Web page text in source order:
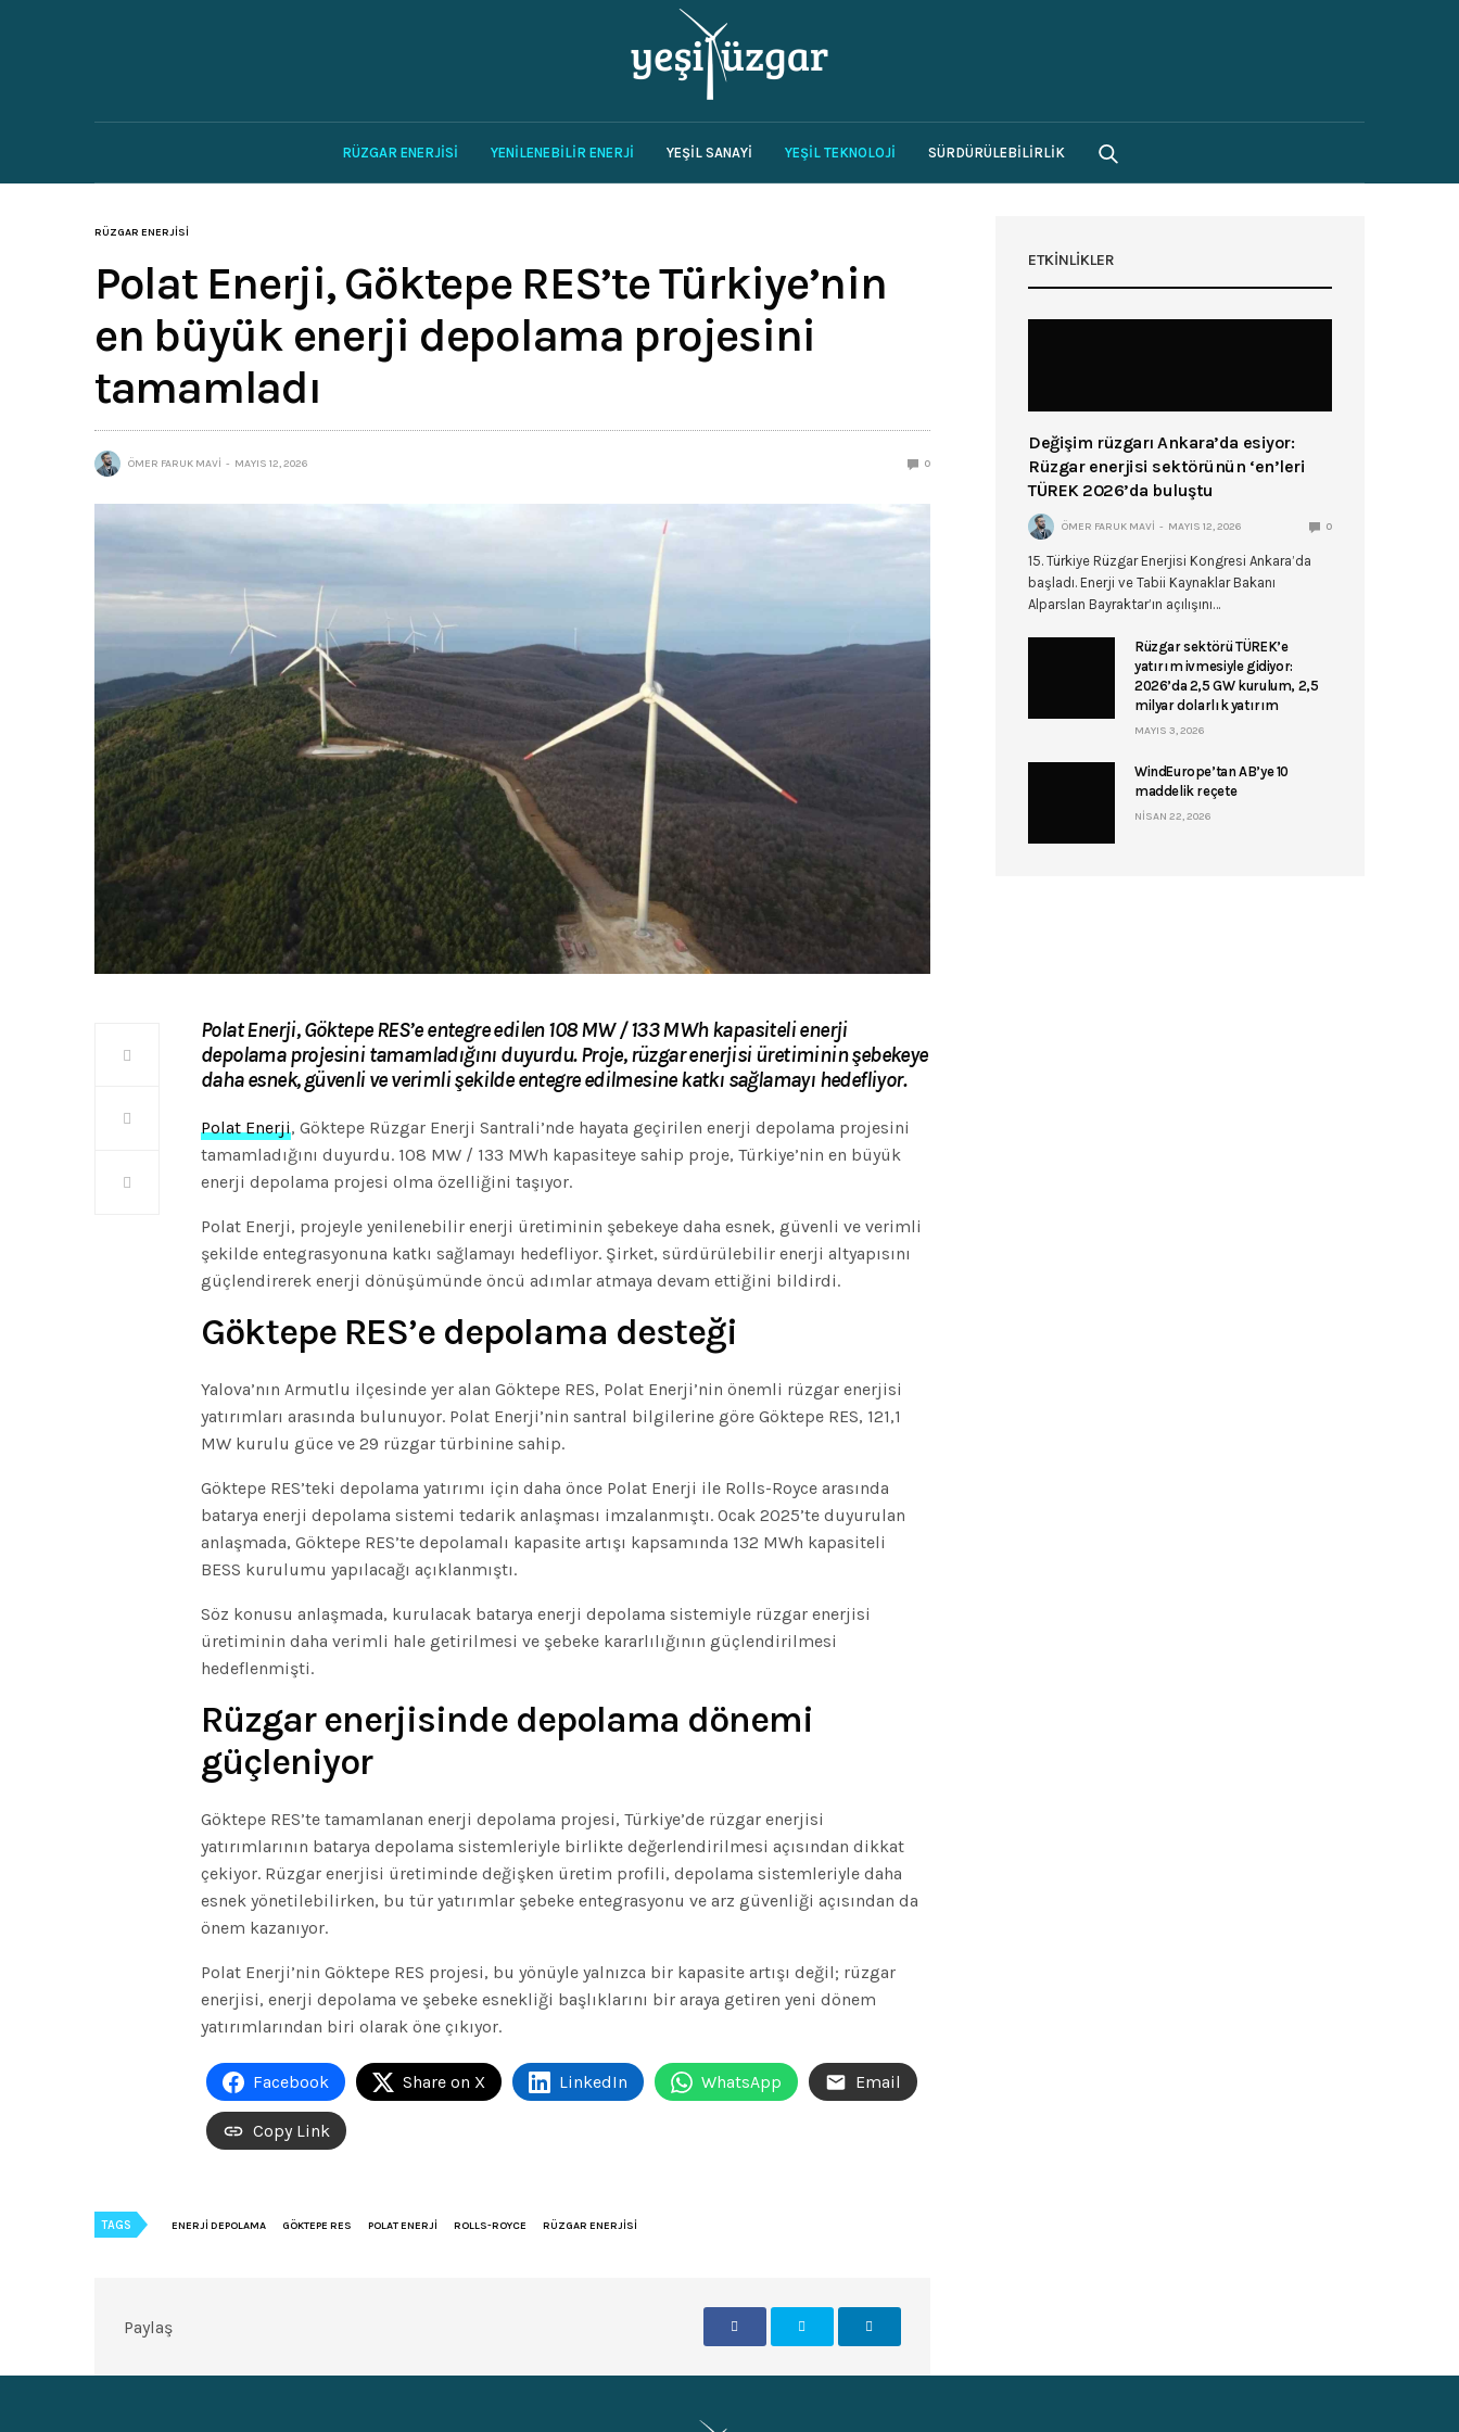
RÜZGAR ENERJISI YENILENEBILIR ENERJI YEŞIL SANAYI YEŞIL TEKNOLOJI SÜRDÜRÜLEBILIRLIK
RÜZGAR ENERJISI
Polat Enerji, Göktepe RES’te Türkiye’nin
en büyük enerji depolama projesini
tamamladı
ÖMER FARUK MAVI MAYIS 12, 2026 0
Polat Enerji, Göktepe RES’e entegre edilen 108 MW / 133 MWh kapasiteli enerji
depolama projesini tamamladığını duyurdu. Proje, rüzgar enerjisi üretiminin şebekeye
daha esnek, güvenli ve verimli şekilde entegre edilmesine katkı sağlamayı hedefliyor.
Polat Enerji, Göktepe Rüzgar Enerji Santrali’nde hayata geçirilen enerji depolama projesini
tamamladığını duyurdu. 108 MW / 133 MWh kapasiteye sahip proje, Türkiye’nin en büyük
enerji depolama projesi olma özelliğini taşıyor.
Polat Enerji, projeyle yenilenebilir enerji üretiminin şebekeye daha esnek, güvenli ve verimli
şekilde entegrasyonuna katkı sağlamayı hedefliyor. Şirket, sürdürülebilir enerji altyapısını
güçlendirerek enerji dönüşümünde öncü adımlar atmaya devam ettiğini bildirdi.
Göktepe RES’e depolama desteği
Yalova’nın Armutlu ilçesinde yer alan Göktepe RES, Polat Enerji’nin önemli rüzgar enerjisi
yatırımları arasında bulunuyor. Polat Enerji’nin santral bilgilerine göre Göktepe RES, 121,1
MW kurulu güce ve 29 rüzgar türbinine sahip.
Göktepe RES’teki depolama yatırımı için daha önce Polat Enerji ile Rolls-Royce arasında
batarya enerji depolama sistemi tedarik anlaşması imzalanmıştı. Ocak 2025’te duyurulan
anlaşmada, Göktepe RES’te depolamalı kapasite artışı kapsamında 132 MWh kapasiteli
BESS kurulumu yapılacağı açıklanmıştı.
Söz konusu anlaşmada, kurulacak batarya enerji depolama sistemiyle rüzgar enerjisi
üretiminin daha verimli hale getirilmesi ve şebeke kararlılığının güçlendirilmesi
hedeflenmişti.
Rüzgar enerjisinde depolama dönemi
güçleniyor
Göktepe RES’te tamamlanan enerji depolama projesi, Türkiye’de rüzgar enerjisi
yatırımlarının batarya depolama sistemleriyle birlikte değerlendirilmesi açısından dikkat
çekiyor. Rüzgar enerjisi üretiminde değişken üretim profili, depolama sistemleriyle daha
esnek yönetilebilirken, bu tür yatırımlar şebeke entegrasyonu ve arz güvenliği açısından da
önem kazanıyor.
Polat Enerji’nin Göktepe RES projesi, bu yönüyle yalnızca bir kapasite artışı değil; rüzgar
enerjisi, enerji depolama ve şebeke esnekliği başlıklarını bir araya getiren yeni dönem
yatırımlarından biri olarak öne çıkıyor.
Facebook Share on X LinkedIn WhatsApp Email
Copy Link
TAGS ENERJI DEPOLAMA GÖKTEPE RES POLAT ENERJI ROLLS-ROYCE RÜZGAR ENERJISI
Paylaş
ETKINLIKLER
Değişim rüzgarı Ankara’da esiyor:
Rüzgar enerjisi sektörünün ‘en’leri
TÜREK 2026’da buluştu
ÖMER FARUK MAVI MAYIS 12, 2026 0
15. Türkiye Rüzgar Enerjisi Kongresi Ankara’da
başladı. Enerji ve Tabii Kaynaklar Bakanı
Alparslan Bayraktar’ın açılışını…
Rüzgar sektörü TÜREK’e
yatırım ivmesiyle gidiyor:
2026’da 2,5 GW kurulum, 2,5
milyar dolarlık yatırım
MAYIS 3, 2026
WindEurope’tan AB’ye 10
maddelik reçete
NISAN 22, 2026
Gündem esip geçmesin!